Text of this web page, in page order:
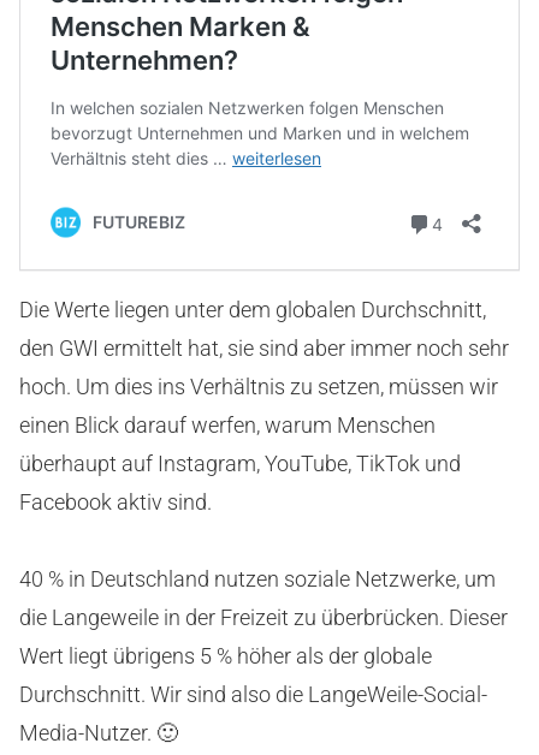
Die Werte liegen unter dem globalen Durchschnitt,
den GWI ermittelt hat, sie sind aber immer noch sehr
hoch. Um dies ins Verhältnis zu setzen, müssen wir
einen Blick darauf werfen, warum Menschen
überhaupt auf Instagram, YouTube, TikTok und
Facebook aktiv sind.
40 % in Deutschland nutzen soziale Netzwerke, um
die Langeweile in der Freizeit zu überbrücken. Dieser
Wert liegt übrigens 5 % höher als der globale
Durchschnitt. Wir sind also die LangeWeile-Social-
Media-Nutzer. 🙂